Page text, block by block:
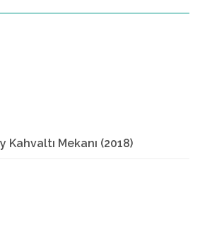
Kahvaltı Mekanı (2018)